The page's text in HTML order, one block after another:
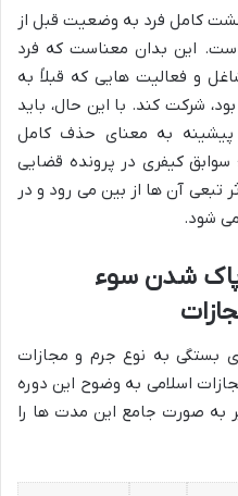
کامل فرد به وضعیت قبل از
این بدان معناست که فرد
و فعالیت هایی که قبلاً به
شرکت کند. با این حال، باید
به معنای حذف کامل
سوابق کیفری در پرونده قضایی
تبعی آن ها از بین می رود و در
شود.
شدن سوء
بستگی به نوع جرم و مجازات
ماده ۲۵ قانون مجازات اسلامی به وضوح این دوره
صورت جامع این مدت ها را